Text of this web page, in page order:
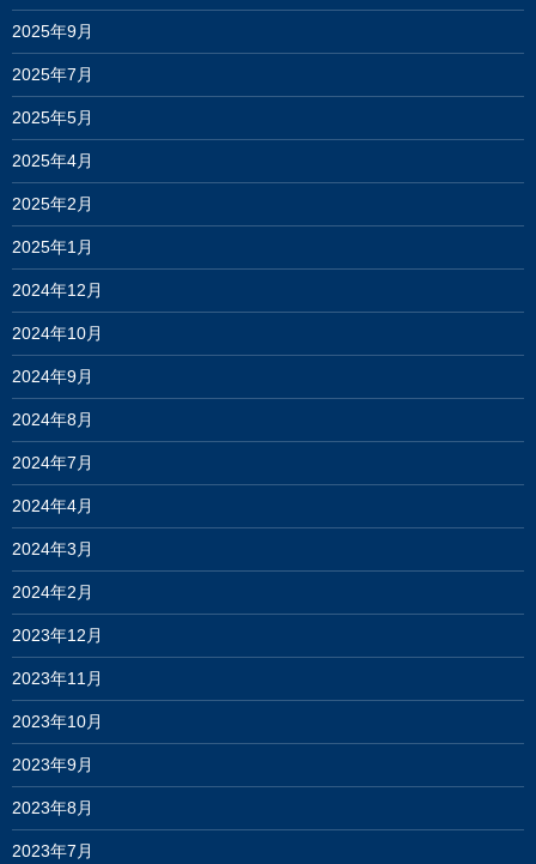
2025年9月
2025年7月
2025年5月
2025年4月
2025年2月
2025年1月
2024年12月
2024年10月
2024年9月
2024年8月
2024年7月
2024年4月
2024年3月
2024年2月
2023年12月
2023年11月
2023年10月
2023年9月
2023年8月
2023年7月